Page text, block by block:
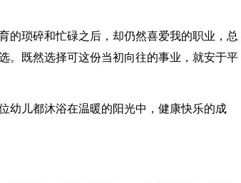
的琐碎和忙碌之后，却仍然喜爱我的职业，总
。既然选择可这份当初向往的事业，就安于平
幼儿都沐浴在温暖的阳光中，健康快乐的成